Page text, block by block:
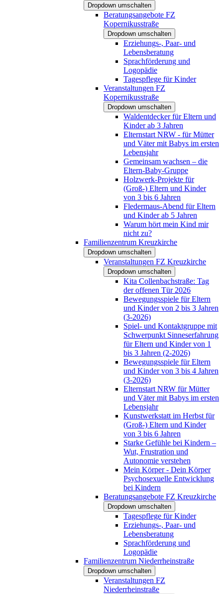
Dropdown umschalten
Beratungsangebote FZ
Kopernikusstraße
Dropdown umschalten
Erziehungs-, Paar- und
Lebensberatung
Sprachförderung und
Logopädie
Tagespflege für Kinder
Veranstaltungen FZ
Kopernikusstraße
Dropdown umschalten
Waldentdecker für Eltern und
Kinder ab 3 Jahren
Elternstart NRW - für Mütter
und Väter mit Babys im ersten
Lebensjahr
Gemeinsam wachsen – die
Eltern-Baby-Gruppe
Holzwerk-Projekte für
(Groß-) Eltern und Kinder
von 3 bis 6 Jahren
Fledermaus-Abend für Eltern
und Kinder ab 5 Jahren
Warum hört mein Kind mir
nicht zu?
Familienzentrum Kreuzkirche
Dropdown umschalten
Veranstaltungen FZ Kreuzkirche
Dropdown umschalten
Kita Collenbachstraße: Tag
der offenen Tür 2026
Bewegungsspiele für Eltern
und Kinder von 2 bis 3 Jahren
(3-2026)
Spiel- und Kontaktgruppe mit
Schwerpunkt Sinneserfahrung
für Eltern und Kinder von 1
bis 3 Jahren (2-2026)
Bewegungsspiele für Eltern
und Kinder von 3 bis 4 Jahren
(3-2026)
Elternstart NRW für Mütter
und Väter mit Babys im ersten
Lebensjahr
Kunstwerkstatt im Herbst für
(Groß-) Eltern und Kinder
von 3 bis 6 Jahren
Starke Gefühle bei Kindern –
Wut, Frustration und
Autonomie verstehen
Mein Körper - Dein Körper
Psychosexuelle Entwicklung
bei Kindern
Beratungsangebote FZ Kreuzkirche
Dropdown umschalten
Tagespflege für Kinder
Erziehungs-, Paar- und
Lebensberatung
Sprachförderung und
Logopädie
Familienzentrum Niederrheinstraße
Dropdown umschalten
Veranstaltungen FZ
Niederrheinstraße